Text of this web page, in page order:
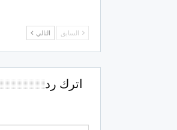
السابق التالي
اترك رد